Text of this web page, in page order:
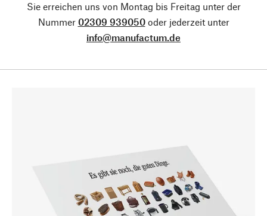
Sie erreichen uns von Montag bis Freitag unter der
Nummer 02309 939050oder jederzeit unter
info@manufactum.de